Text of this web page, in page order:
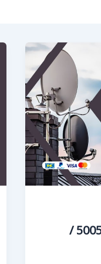
فني ستلايت الجهراء / 50050623 /